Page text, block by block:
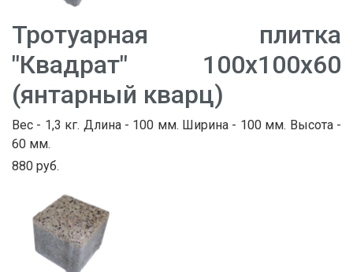
Тротуарная плитка
"Квадрат" 100х100х60
(янтарный кварц)
Вес - 1,3 кг. Длина - 100 мм. Ширина - 100 мм. Высота -
60 мм.
880 руб.